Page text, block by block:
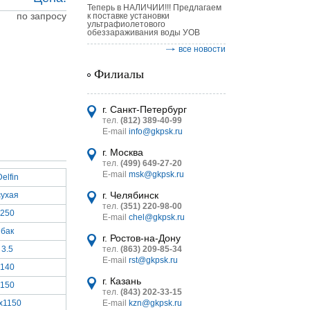
MINI
по запросу
250
бак
3.5
140
150
Теперь в НАЛИЧИИ!!! Предлагаем
к поставке установки
ультрафиолетового
обеззараживания воды УОВ
все новости
Филиалы
г. Санкт-Петербург
тел. (812) 389-40-99
E-mail info@gkpsk.ru
г. Москва
тел. (499) 649-27-20
E-mail msk@gkpsk.ru
г. Челябинск
тел. (351) 220-98-00
E-mail chel@gkpsk.ru
г. Ростов-на-Дону
тел. (863) 209-85-34
E-mail rst@gkpsk.ru
г. Казань
тел. (843) 202-33-15
E-mail
kzn@gkpsk.ru